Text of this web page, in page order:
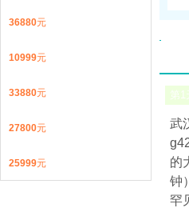
第1
武
的
钟
罕
36880元
10999元
33880元
27800元
25999元